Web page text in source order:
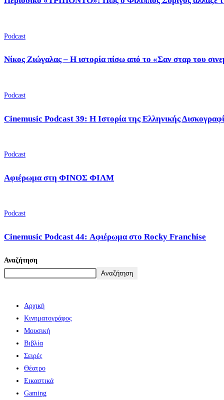
Podcast
Νίκος Ζιώγαλας – Η ιστορία πίσω από το «Σαν σταρ του
Podcast
Cinemusic Podcast 39: Η Ιστορία της Ελληνικής
Podcast
Αφιέρωμα στη ΦΙΝΟΣ ΦΙΛΜ
Podcast
Cinemusic Podcast 44: Αφιέρωμα στο Rocky Franchise
Αναζήτηση
Αναζήτηση
Αρχική
Κινηματογράφος
Μουσική
Βιβλία
Σειρές
Θέατρο
Εικαστικά
Gaming